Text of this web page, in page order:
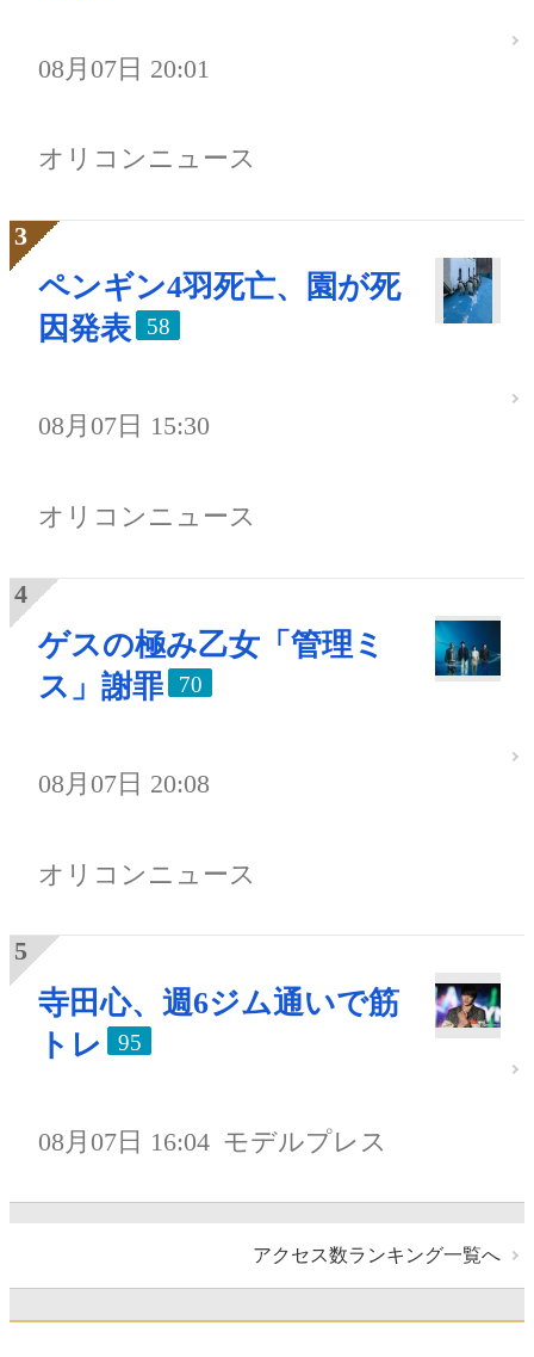
08月07日 20:01
オリコンニュース
ペンギン4羽死亡、園が死
因発表
58
08月07日 15:30
オリコンニュース
ゲスの極み乙女「管理ミ
ス」謝罪
70
08月07日 20:08
オリコンニュース
寺田心、週6ジム通いで筋
トレ
95
08月07日 16:04 モデルプレス
アクセス数ランキング一覧へ